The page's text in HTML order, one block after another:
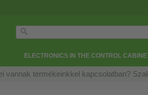
ELECTRONICS IN THE CONTROL
vannak termékeinkkel kapcsolatban?